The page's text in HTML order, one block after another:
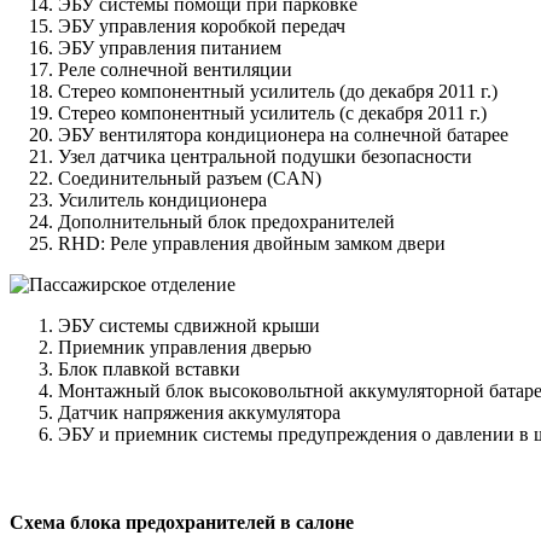
ЭБУ управления коробкой передач
ЭБУ управления питанием
Реле солнечной вентиляции
Стерео компонентный усилитель (до декабря 2011 г.)
Стерео компонентный усилитель (с декабря 2011 г.)
ЭБУ вентилятора кондиционера на солнечной батарее
Узел датчика центральной подушки безопасности
Соединительный разъем (CAN)
Усилитель кондиционера
Дополнительный блок предохранителей
RHD: Реле управления двойным замком двери
ЭБУ системы сдвижной крыши
Приемник управления дверью
Блок плавкой вставки
Монтажный блок высоковольтной аккумуляторной
Датчик напряжения аккумулятора
ЭБУ и приемник системы предупреждения о давлении в
Схема блока предохранителей в салоне